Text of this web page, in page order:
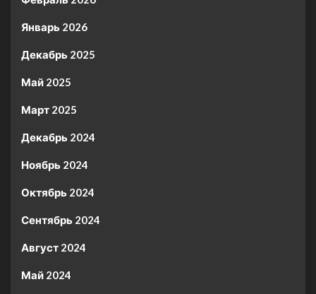
Январь 2026
Декабрь 2025
Май 2025
Март 2025
Декабрь 2024
Ноябрь 2024
Октябрь 2024
Сентябрь 2024
Август 2024
Май 2024